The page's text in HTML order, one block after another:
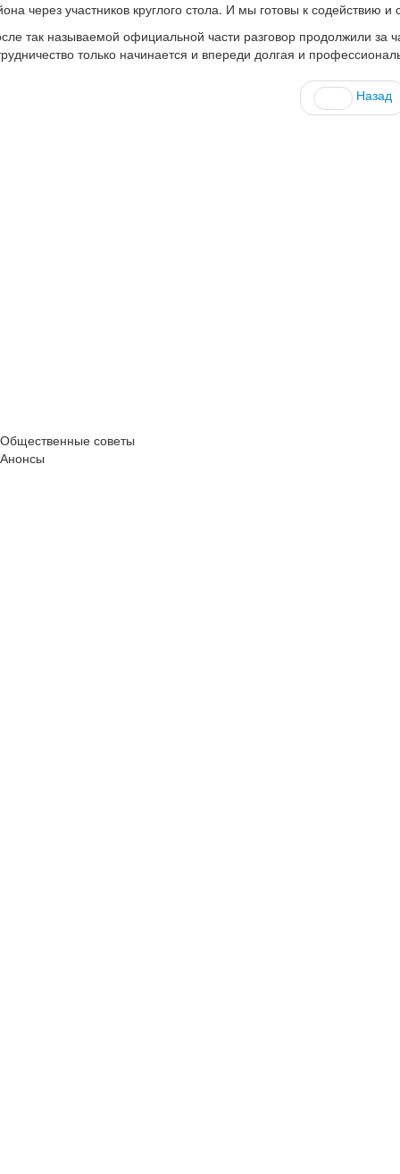
через участников круглого стола. И мы готовы к содействию и
так называемой официальной части разговор продолжили за
только начинается и впереди долгая и
Назад
Общественные советы
Анонсы